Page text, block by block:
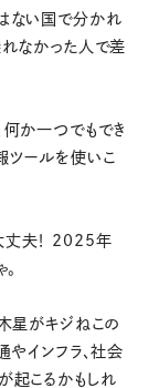
ない国で分かれ
れなかった人で差
何か一つでもでき
ツールを使いこ
丈夫！ 2025年
星がキジねこの
やインフラ、社会
起こるかもしれ